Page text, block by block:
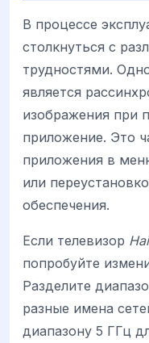
В процессе
столкнуться с
трудностями.
является
изображения при
приложение. Это
приложения в
или
обеспечения.
Если телевизор
попробуйте
Разделите
разные имена
диапазону 5 ГГц